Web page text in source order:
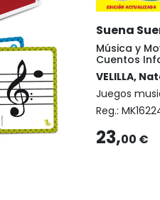
Suena
Música y
Cuentos
VELILLA,
Juegos
Reg.:
23,00 €